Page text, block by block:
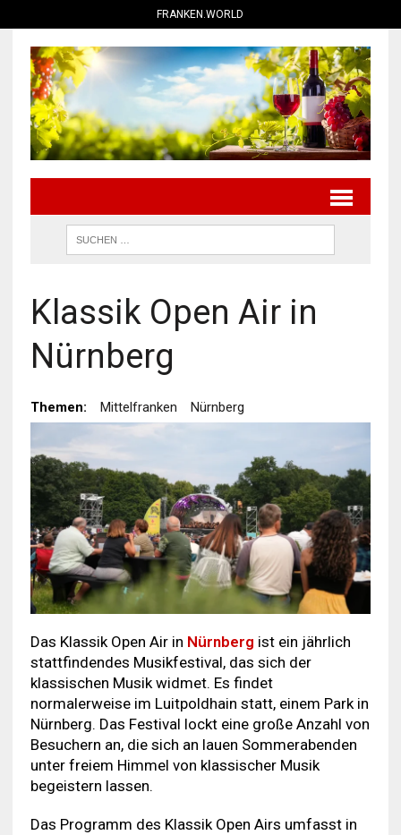
FRANKEN.WORLD
Klassik Open Air in
Nürnberg
Themen: Mittelfranken Nürnberg
Das Klassik Open Air in Nürnberg ist ein jährlich
stattfindendes Musikfestival, das sich der
klassischen Musik widmet. Es findet
normalerweise im Luitpoldhain statt, einem Park in
Nürnberg. Das Festival lockt eine große Anzahl von
Besuchern an, die sich an lauen Sommerabenden
unter freiem Himmel von klassischer Musik
begeistern lassen.
Das Programm des Klassik Open Airs umfasst in